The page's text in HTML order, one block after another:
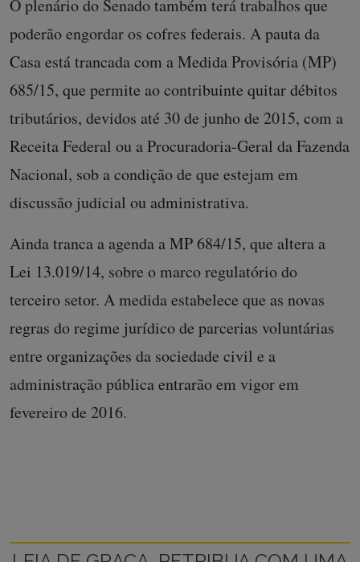
O plenário do Senado também terá trabalhos que
poderão engordar os cofres federais. A pauta da
Casa está trancada com a Medida Provisória (MP)
685/15, que permite ao contribuinte quitar débitos
tributários, devidos até 30 de junho de 2015, com a
Receita Federal ou a Procuradoria-Geral da Fazenda
Nacional, sob a condição de que estejam em
discussão judicial ou administrativa.
Ainda tranca a agenda a MP 684/15, que altera a
Lei 13.019/14, sobre o marco regulatório do
terceiro setor. A medida estabelece que as novas
regras do regime jurídico de parcerias voluntárias
entre organizações da sociedade civil e a
administração pública entrarão em vigor em
fevereiro de 2016.